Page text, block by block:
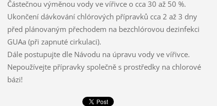
Částečnou výměnou vody ve vířivce o cca 30 až 50 %.
Ukončení dávkování chlórových přípravků cca 2 až 3 dny
před plánovaným přechodem na bezchlórovou dezinfekci
GUAa (při zapnuté cirkulaci).
Dále postupujte dle Návodu na úpravu vody ve vířivce.
Nepoužívejte přípravky společně s prostředky na chlorové
bázi!